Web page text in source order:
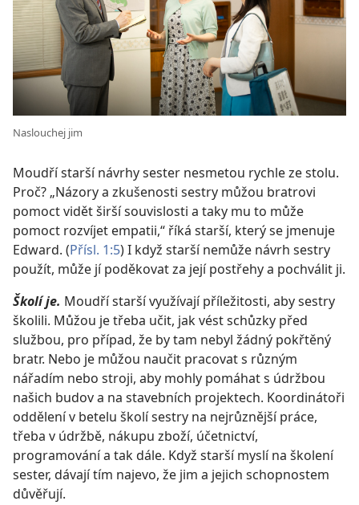
Naslouchej jim
Moudří starší návrhy sester nesmetou rychle ze stolu.
Proč? „Názory a zkušenosti sestry můžou bratrovi
pomoct vidět širší souvislosti a taky mu to může
pomoct rozvíjet empatii,“ říká starší, který se jmenuje
Edward. (Přísl. 1:5) I když starší nemůže návrh sestry
použít, může jí poděkovat za její postřehy a pochválit ji.
Školí je. Moudří starší využívají příležitosti, aby sestry
školili. Můžou je třeba učit, jak vést schůzky před
službou, pro případ, že by tam nebyl žádný pokřtěný
bratr. Nebo je můžou naučit pracovat s různým
nářadím nebo stroji, aby mohly pomáhat s údržbou
našich budov a na stavebních projektech. Koordinátoři
oddělení v betelu školí sestry na nejrůznější práce,
třeba v údržbě, nákupu zboží, účetnictví,
programování a tak dále. Když starší myslí na školení
sester, dávají tím najevo, že jim a jejich schopnostem
důvěřují.